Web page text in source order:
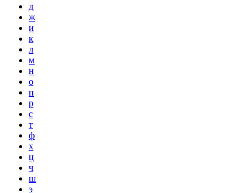
д
ж
и
к
л
м
н
о
п
р
с
т
ф
х
ц
ч
ш
э